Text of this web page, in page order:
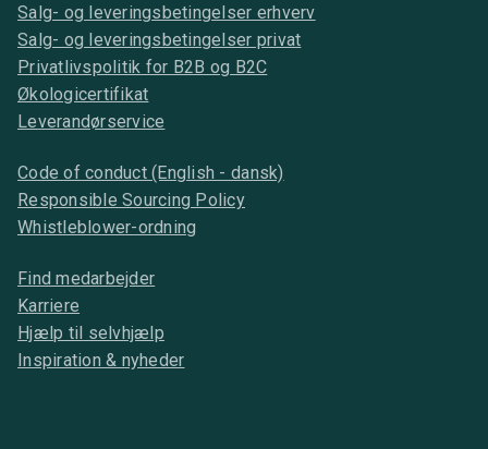
Salg- og leveringsbetingelser erhverv
Salg- og leveringsbetingelser privat
Privatlivspolitik for B2B og B2C
Økologicertifikat
Leverandørservice
Code of conduct (English - dansk)
Responsible Sourcing Policy
Whistleblower-ordning
Find medarbejder
Karriere
Hjælp til selvhjælp
Inspiration & nyheder